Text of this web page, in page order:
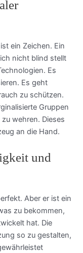
ist ein Zeichen. Ein
nicht blind stellt
Es
Es geht
zu schützen.
Gruppen
wehren. Dieses
an die Hand.
und
Aber er ist ein
zu bekommen,
hat. Die
so zu gestalten,